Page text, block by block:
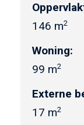
146 m2
Woning:
99 m2
Externe
17 m2